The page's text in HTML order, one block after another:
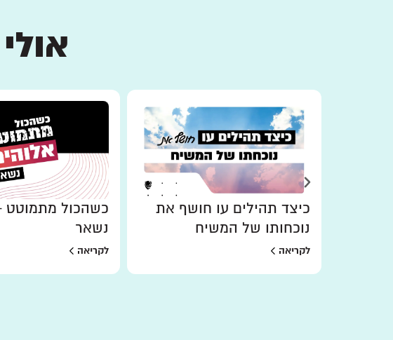
כיצד תהילים עו חושף את
נוכחותו של המשיח
לקריאה
כשהכול מתמוטט
נשאר
לקריאה